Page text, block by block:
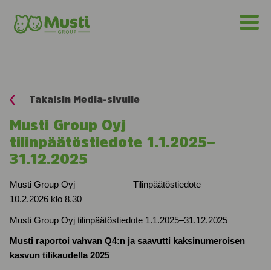
Takaisin Media-sivulle
Musti Group Oyj
tilinpäätöstiedote 1.1.2025–
31.12.2025
Musti Group Oyj
Tilinpäätöstiedote
10.2.2026 klo 8.30
Musti Group Oyj tilinpäätöstiedote 1.1.2025–31.12.2025
Musti raportoi vahvan Q4:n ja saavutti kaksinumeroisen
kasvun tilikaudella 2025